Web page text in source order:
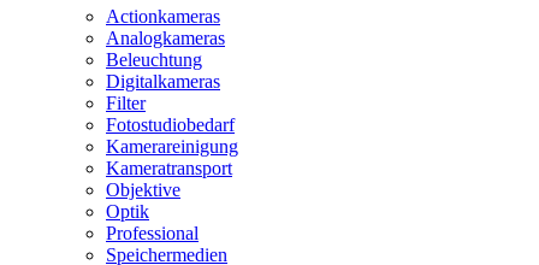
Actionkameras
Analogkameras
Beleuchtung
Digitalkameras
Filter
Fotostudiobedarf
Kamerareinigung
Kameratransport
Objektive
Optik
Professional
Speichermedien